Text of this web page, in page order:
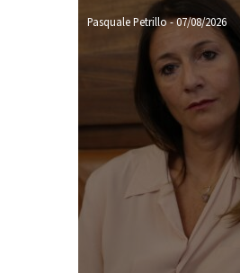
Pasquale Petrillo-07/08/2026